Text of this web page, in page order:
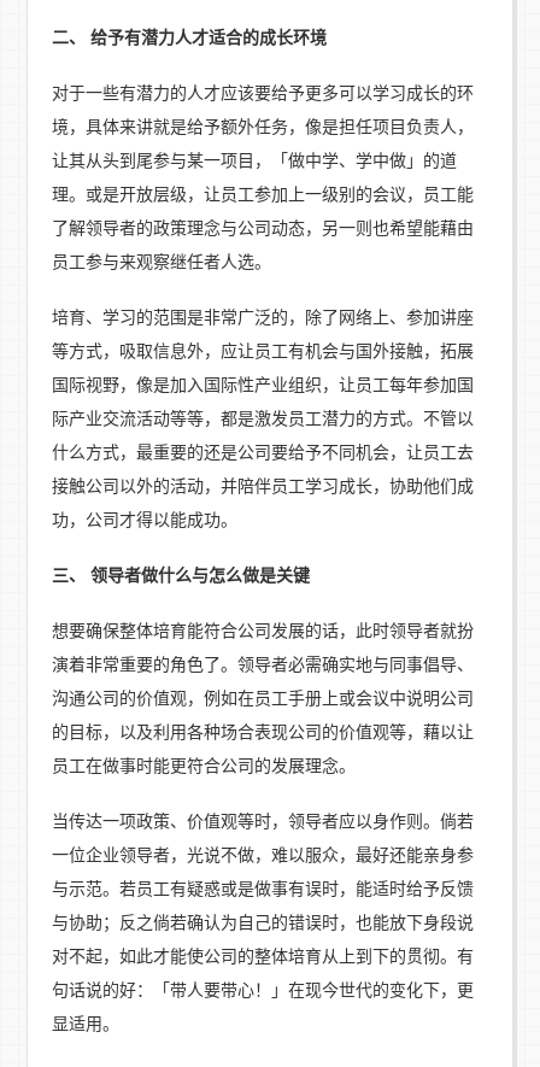
二、 给予有潜力人才适合的成长环境
对于一些有潜力的人才应该要给予更多可以学习成长的环
境，具体来讲就是给予额外任务，像是担任项目负责人，
让其从头到尾参与某一项目，「做中学、学中做」的道
理。或是开放层级，让员工参加上一级别的会议，员工能
了解领导者的政策理念与公司动态，另一则也希望能藉由
员工参与来观察继任者人选。
培育、学习的范围是非常广泛的，除了网络上、参加讲座
等方式，吸取信息外，应让员工有机会与国外接触，拓展
国际视野，像是加入国际性产业组织，让员工每年参加国
际产业交流活动等等，都是激发员工潜力的方式。不管以
什么方式，最重要的还是公司要给予不同机会，让员工去
接触公司以外的活动，并陪伴员工学习成长，协助他们成
功，公司才得以能成功。
三、 领导者做什么与怎么做是关键
想要确保整体培育能符合公司发展的话，此时领导者就扮
演着非常重要的角色了。领导者必需确实地与同事倡导、
沟通公司的价值观，例如在员工手册上或会议中说明公司
的目标，以及利用各种场合表现公司的价值观等，藉以让
员工在做事时能更符合公司的发展理念。
当传达一项政策、价值观等时，领导者应以身作则。倘若
一位企业领导者，光说不做，难以服众，最好还能亲身参
与示范。若员工有疑惑或是做事有误时，能适时给予反馈
与协助；反之倘若确认为自己的错误时，也能放下身段说
对不起，如此才能使公司的整体培育从上到下的贯彻。有
句话说的好：「带人要带心！」在现今世代的变化下，更
显适用。